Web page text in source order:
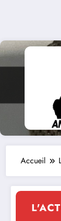
Accueil